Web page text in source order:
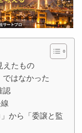
えたもの
ではなかった
認
から「委譲と監